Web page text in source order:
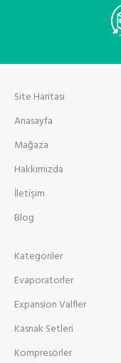
Site Haritası
Anasayfa
Mağaza
Hakkımızda
İletişim
Blog
Kategoriler
Evaporatorler
Expansion Valfler
Kasnak Setleri
Kompresörler